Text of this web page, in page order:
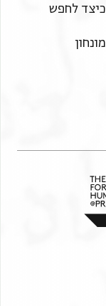
כיצד לחפש
מונחון